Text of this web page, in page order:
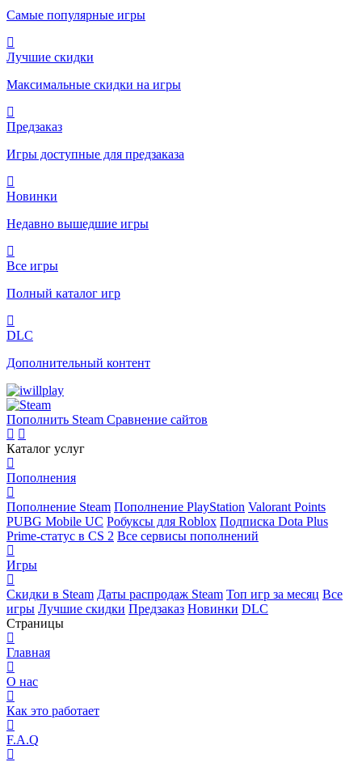
Самые популярные игры
Лучшие скидки
Максимальные скидки на игры
Предзаказ
Игры доступные для предзаказа
Новинки
Недавно вышедшие игры
Все игры
Полный каталог игр
DLC
Дополнительный контент
Пополнить Steam Сравнение сайтов
Каталог услуг
Пополнения
Пополнение Steam Пополнение PlayStation Valorant Points
PUBG Mobile UC Робуксы для Roblox Подписка Dota Plus
Prime-статус в CS 2 Все сервисы пополнений
Игры
Скидки в Steam Даты распродаж Steam Топ игр за месяц Все
игры Лучшие скидки Предзаказ Новинки DLC
Страницы
Главная
О нас
Как это работает
F.A.Q